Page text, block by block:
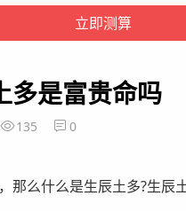
多是富贵命吗
135 0
么什么是生辰土多?生辰